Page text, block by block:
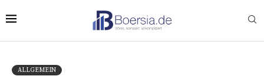
ALLGEMEIN